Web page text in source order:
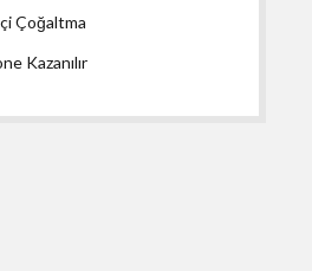
Çoğaltma
Kazanılır